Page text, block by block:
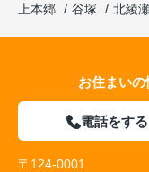
上本郷
谷塚 北綾
お住まい
電話をする
〒124-0001